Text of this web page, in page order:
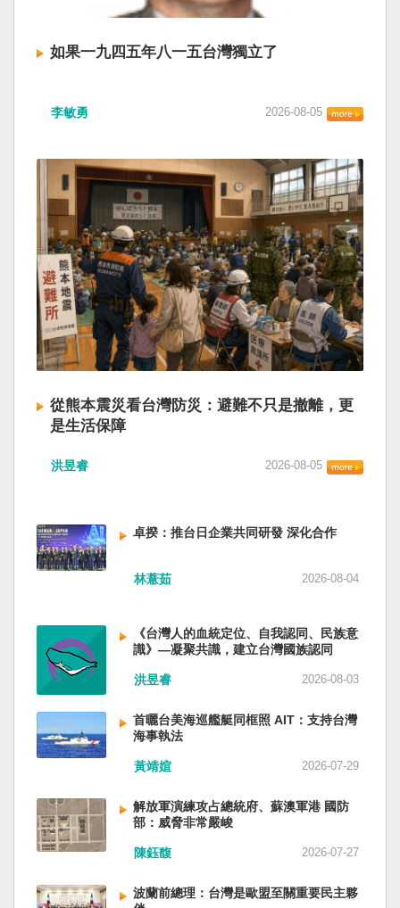
禦、責任分擔」，並將持續提升國防力量、強化
量，確保印太區域的和平穩定；台灣也將善用
韌性，讓彼此的國家更安全更繁榮。 最後，賴清
斷，台灣有堅定的意志，確保民主燈塔永明，自
由基石永固。
的困難挑戰」。其後各段落所說的例如公平競
企業帳款拖欠問題」，更暴露企業之間拖欠已經
到「兜牢基層『三保』底線」和「抓好『一老一
精氣神，不斷創造高質量發展新業績」。不懂什
麼是「精氣神」，還以為是假文件，是新時代習
近平思想嗎？ 最後一句是「會議還研究了其他事
項。」這是每次外媒最感興趣的問題，那就是人
事問題。港媒大做文章，排查二十屆中央委員清
洗了多少人？這為習近平的進一步獨裁和二十一
大續任鋪平道路。據統計，過去一年，已有十九
名中央委員被官方宣布落馬或罷免全國人大代表
職務。另外還有「失蹤」者。總共接近三十人。
領銜的是兩名政治局委員：軍委副主席張又俠與
新疆黨委書記馬興瑞。 軍方還有原中央軍委副主
立、原軍委政治工作部主任苗華、前信息支援部
隊政委李偉、前陸軍司令員李橋、前中央軍委裝
前空軍政委郭普校、前東部戰區政委劉青松、前
委鍾紹軍等。 黨政系統部分，前廣西政府主席藍
天立、前內蒙古政府主席王莉霞、前中國證監會
主席易會滿、前內蒙古黨委書記孫紹騁、前浙江
信部部長金壯龍、前中央軍民融合辦常務副主任
雷凡培，都是被不正常免職。 最新的河北黨書記
倪岳峰「另有任用」，應該是與德國之聲與紐約
時報披露張家口對海外人士動態控制平台被登錄
有關。 這些大清洗是反映習近平的穩定還是不
安？ （作者林保華為資深時事評論員）
如果一九四五年八一五台灣獨立了
的歷史就不會有中國國民黨，也不會捲入迄今仍
人民共和國接續了，中國是中國，台灣是台灣。
兩岸已有正常外交，中國也可致力提升國民福
祉。 如果一九四五年八一五台灣獨立了，就像二
戰後許多殖民地選擇獨立，成為杭廷頓第二波民
主化的歷史。獨立的台灣會像脫離日本殖民的韓
國，八一五這一天成為獨立紀念日及光復節。不
同於有國家歷史的朝鮮，台灣是新興國家，開展
自己國家的歷史。台灣沒有像朝鮮的左右路線競
逐政權，造成內戰形成南韓、北朝分裂國家的歷
史。或許會有左右路線政黨，形塑台灣的國家之
路。 如果一九四五年八一五台灣獨立了，一九四
九年中華人民共和國革命推翻中華民國，中國國
民黨蔣介石政權只能選擇海南島，國共競鬥的歷
史就會是另一種局面，與台灣無關。台灣沒有中
國問題，中國也沒有台灣問題。台灣與中國也不
四五年八一五台灣獨立了，台灣會成為東亞漢字
語，一如新加坡留下英文，本土原有的福佬話、
客家話、原住民各族語也不會被壓迫。 如果一九
四五年八一五台灣獨立了，台灣早已是聯合國會
員國，也不至於迄今仍以國體不明的身分爭取加
爭。當然也沒有以反共為名、行專政之實的卅八
年戒嚴讓許多政治受難者的母親長期在黑夜哭
泣。 如果一九四五年八一五台灣獨立了，台灣早
已民主化，不必有長期戒嚴體制的壓迫，也沒有
群落留下來的遺民問題。漢字文化圈的國家台灣
會傳承更多日本留下來的風貌，如果吸引中國人
來台也是中國僑民或台灣新住民、新國民，而不
了，台灣早就是一個小而美的民主國家，不必在
國民養成過程的教育被教導成一個虛構的大國，
也不會有見證二二八事件的美國副領事葛超智
萬六千多平方公里的美麗島嶼群落，中央山脈南
北相連，四面海域環抱，是島嶼國度不是大陸國
李敏勇 2026-08-05
從熊本震災看台灣防災：避難不只是撤離，更
是生活保障
援速度與災後重建受到關注，避難所管理也成為
樣位於地震頻繁區域的台灣，防災工作不能只關
注災害發生後如何救援，更要思考受災者如何在
避難期間獲得安全且有尊嚴的生活。 台灣多年來
累積不少災害應變經驗，但每當重大災害發生，
者，即使面臨撤離要求，也不願離開自己的家
園，讓第一線執行撤離工作的公務人員承受壓
力。 表面上看，這似乎是防災意識不足；但更深
層的問題是，我們是否建立了一套讓人民願意避
只是住所，更是多年生活累積的情感依靠。離開
熟悉環境，本身就是重大心理挑戰。如果避難場
所只是學校體育館或公共禮堂，提供基本收容功
活便利性，民眾自然可能對撤離有所抗拒。 因
此，現代防災不能只是「把人帶離危險區域」，
而要建立讓人民相信「離開家後仍能受到妥善照
障礙者等需求，包括降溫設備、電力備援、醫療
支援與基本生活品質。 在重大災害應變中，台灣
洪昱睿 2026-08-05
卓揆：推台日企業共同研發 深化合作
林薏茹 2026-08-04
《台灣人的血統定位、自我認同、民族意
識》—凝聚共識，建立台灣國族認同
洪昱睿 2026-08-03
首曬台美海巡艦艇同框照 AIT：支持台灣
海事執法
黃靖媗 2026-07-29
解放軍演練攻占總統府、蘇澳軍港 國防
部：威脅非常嚴峻
陳鈺馥 2026-07-27
波蘭前總理：台灣是歐盟至關重要民主夥